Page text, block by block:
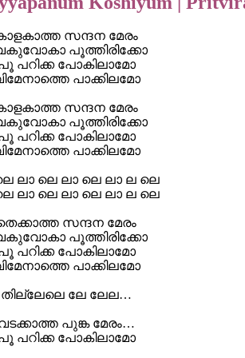
സന്ദന മേരം
പൂത്തിരിക്കോ
പറിക്ക പോകിലാമോ
പാക്കിലമോ
സന്ദന മേരം
പൂത്തിരിക്കോ
പറിക്ക പോകിലാമോ
പാക്കിലമോ
ലാ ലെ ലാ ലെ ലാ ല ലെ
ലാ ലെ ലാ ലെ ലാ ല ലെ
സന്ദന മേരം
പൂത്തിരിക്കോ
പറിക്ക പോകിലാമോ
പാക്കിലമോ
തില്ലേലെ ലേ ലേല…
പുങ്ക മേരം…
പറിക്ക പോകിലാമോ